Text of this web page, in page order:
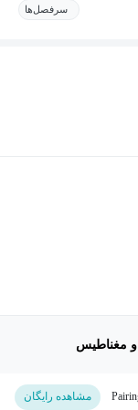
سرفصل‌ها
مغناطیس
مشاهده رایگان